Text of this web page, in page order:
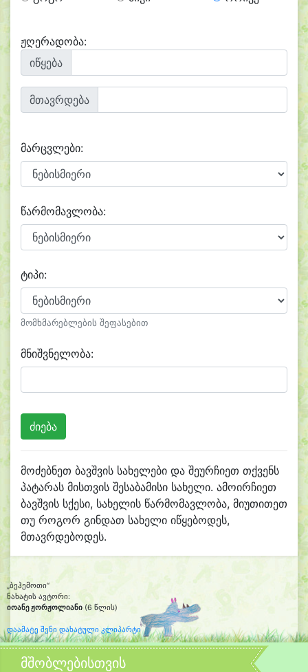
ჟღერადობა:
იწყება
მთავრდება
მარცვლები:
წარმომავლობა:
ტიპი:
მომხმარებლების შეფასებით
მნიშვნელობა:
მოძებნეთ ბავშვის სახელები და შეურჩიეთ თქვენს
პატარას მისთვის შესაბამისი სახელი. ამოირჩიეთ
ბავშვის სქესი, სახელის წარმომავლობა, მიუთითეთ
თუ როგორ გინდათ სახელი იწყებოდეს,
მთავრდებოდეს.
„ბეჰემოთი“
ნახატის ავტორი:
იოანე ჟორჟოლიანი(6 წლის)
დაამატე შენი დახატული კლიპარტი
მშობლებისთვის